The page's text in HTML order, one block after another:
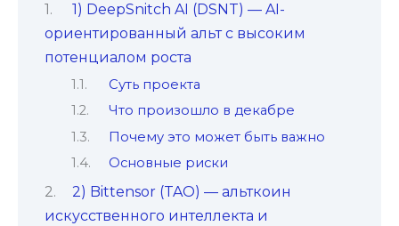
1) DeepSnitch AI (DSNT) — AI-
ориентированный альт с высоким
потенциалом роста
Суть проекта
Что произошло в декабре
Почему это может быть важно
Основные риски
2) Bittensor (TAO) — альткоин
искусственного интеллекта и